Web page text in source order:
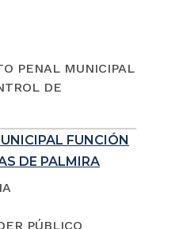
PENAL MUNICIPAL
DE
FUNCIÓN
DE PALMIRA
PÚBLICO